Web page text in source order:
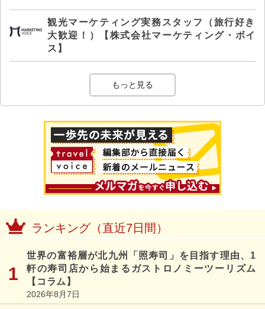
観光マーケティング実務スタッフ（旅行好き
大歓迎！）【株式会社マーケティング・ボイ
ス】
もっと見る
ランキング（直近7日間）
世界の富裕層が北九州「照寿司」を目指す理由、1
軒の寿司店から始まるガストロノミーツーリズム
【コラム】
2026年8月7日